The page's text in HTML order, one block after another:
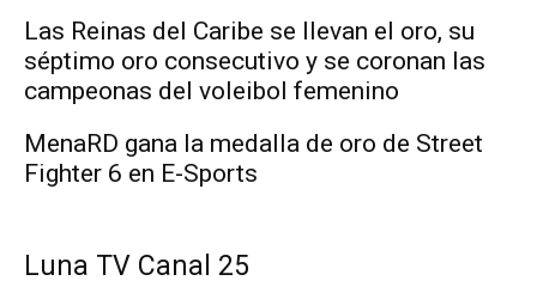
Las Reinas del Caribe se llevan el oro, su
séptimo oro consecutivo y se coronan las
campeonas del voleibol femenino
MenaRD gana la medalla de oro de Street
Fighter 6 en E-Sports
Luna TV Canal 25